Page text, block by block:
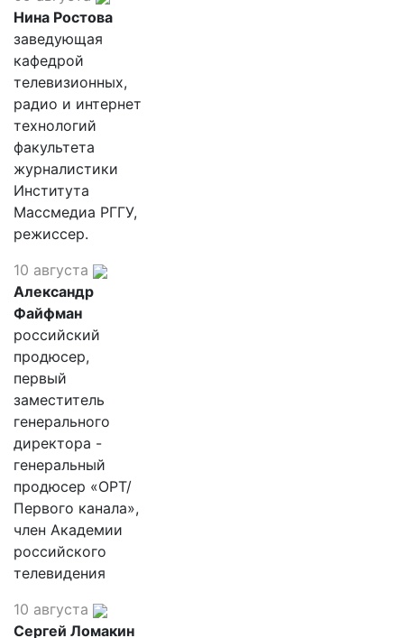
Нина Ростова
заведующая
кафедрой
телевизионных,
радио и интернет
технологий
факультета
журналистики
Института
Массмедиа РГГУ,
режиссер.
10 августа
Александр
Файфман
российский
продюсер,
первый
заместитель
генерального
директора -
генеральный
продюсер «ОРТ/
Первого канала»,
член Академии
российского
телевидения
10 августа
Сергей Ломакин